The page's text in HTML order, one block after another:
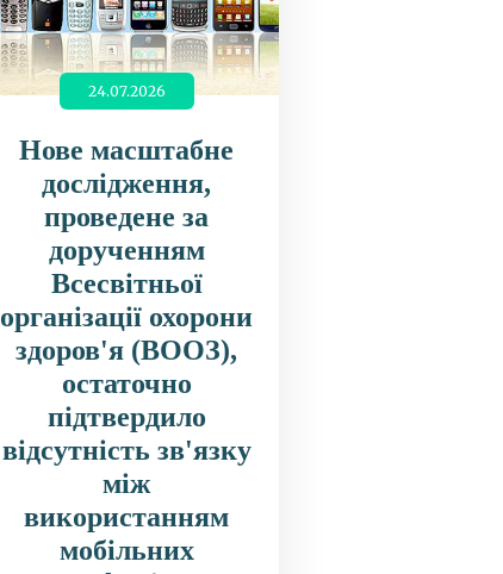
24.07.2026
Нове масштабне
дослідження,
проведене за
дорученням
Всесвітньої
організації охорони
здоров'я (ВООЗ),
остаточно
підтвердило
відсутність зв'язку
між
використанням
мобільних